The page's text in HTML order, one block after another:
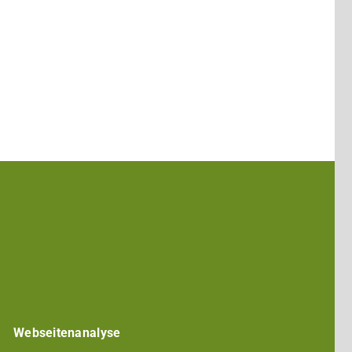
in
Webseitenanalyse